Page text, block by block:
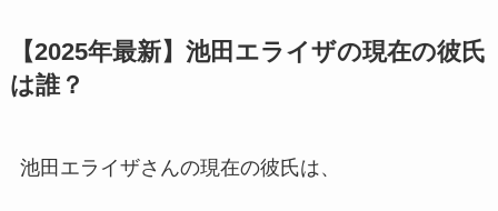
【2025年最新】池田エライザの現在の彼氏
は誰？
池田エライザさんの現在の彼氏は、